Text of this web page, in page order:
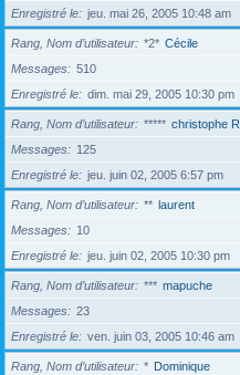
Enregistré le
jeu. mai 26, 2005 10:48 am
Rang, Nom d’utilisateur *2* Cécile
Messages
510
Enregistré le
dim. mai 29, 2005 10:30 pm
Rang, Nom d’utilisateur ***** christophe R
Messages
125
Enregistré le
jeu. juin 02, 2005 6:57 pm
Rang, Nom d’utilisateur ** laurent
Messages
10
Enregistré le
jeu. juin 02, 2005 10:30 pm
Rang, Nom d’utilisateur *** mapuche
Messages
23
Enregistré le
ven. juin 03, 2005 10:46 am
Rang, Nom d’utilisateur * Dominique